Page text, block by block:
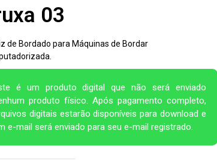
03
de Bordado para Máquinas de Bordar
é um produto digital que não será enviado
produto físico. Após pagamento completo,
digitais estarão disponíveis para download e
e-mail será enviado para seu e-mail registrado.